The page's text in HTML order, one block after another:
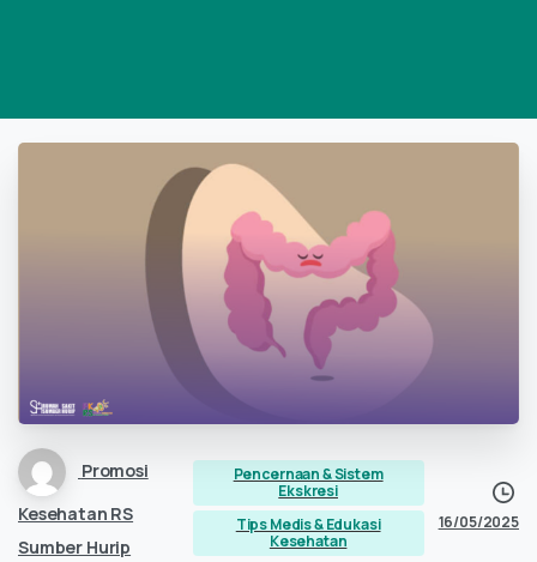
Promosi
Kesehatan RS
Sumber Hurip
Pencernaan & Sistem
Ekskresi
Tips Medis & Edukasi
Kesehatan
16/05/2025